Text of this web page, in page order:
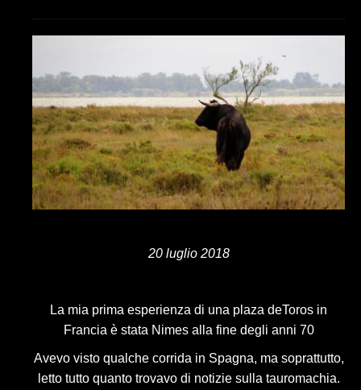
20 luglio 2018
La mia prima esperienza di una plaza deToros in
Francia è stata Nimes alla fine degli anni 70
Avevo visto qualche corrida in Spagna, ma soprattutto,
letto tutto quanto trovavo di notizie sulla tauromachia.